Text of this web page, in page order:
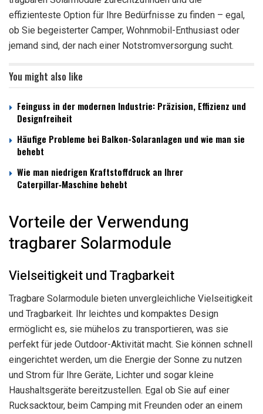
effizienteste Option für Ihre Bedürfnisse zu finden – egal,
ob Sie begeisterter Camper, Wohnmobil-Enthusiast oder
jemand sind, der nach einer Notstromversorgung sucht.
You might also like
Feinguss in der modernen Industrie: Präzision, Effizienz und
Designfreiheit
Häufige Probleme bei Balkon-Solaranlagen und wie man sie
behebt
Wie man niedrigen Kraftstoffdruck an Ihrer
Caterpillar‑Maschine behebt
Vorteile der Verwendung
tragbarer Solarmodule
Vielseitigkeit und Tragbarkeit
Tragbare Solarmodule bieten unvergleichliche Vielseitigkeit
und Tragbarkeit. Ihr leichtes und kompaktes Design
ermöglicht es, sie mühelos zu transportieren, was sie
perfekt für jede Outdoor-Aktivität macht. Sie können schnell
eingerichtet werden, um die Energie der Sonne zu nutzen
und Strom für Ihre Geräte, Lichter und sogar kleine
Haushaltsgeräte bereitzustellen. Egal ob Sie auf einer
Rucksacktour, beim Camping mit Freunden oder an einem